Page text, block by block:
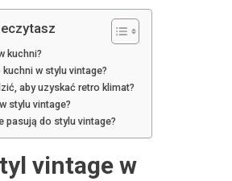
kuchni?
w stylu vintage?
aby uzyskać retro klimat?
stylu vintage?
pasują do stylu vintage?
vintage w